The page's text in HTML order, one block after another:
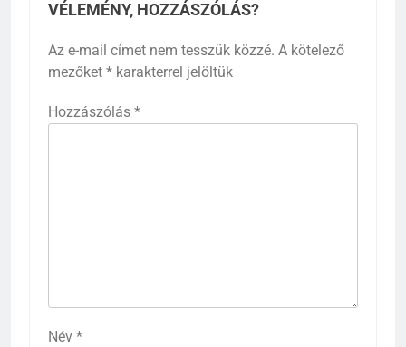
VÉLEMÉNY, HOZZÁSZÓLÁS?
Az e-mail címet nem tesszük közzé. A kötelező
mezőket * karakterrel jelöltük
Hozzászólás *
Név *